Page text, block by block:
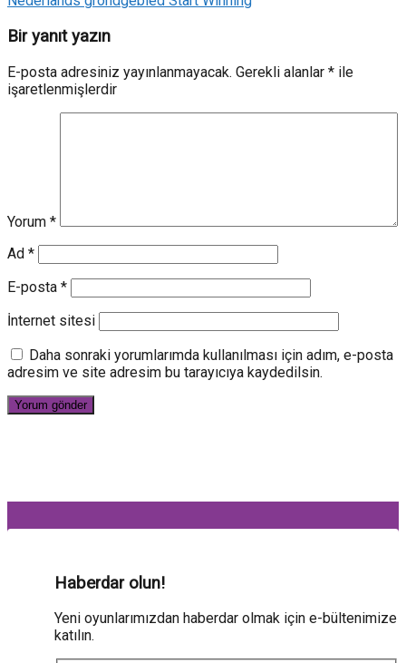
Bir yanıt yazın
E-posta adresiniz yayınlanmayacak. Gerekli alanlar * ile
işaretlenmişlerdir
Yorum *
Ad *
E-posta *
İnternet sitesi
Daha sonraki yorumlarımda kullanılması için adım, e-posta
adresim ve site adresim bu tarayıcıya kaydedilsin.
Haberdar olun!
Yeni oyunlarımızdan haberdar olmak için e-bültenimize
katılın.